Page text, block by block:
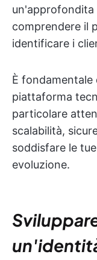
comprendere il
identificare i
È fondamentale
piattaforma
particolare
scalabilità,
soddisfare le
evoluzione.